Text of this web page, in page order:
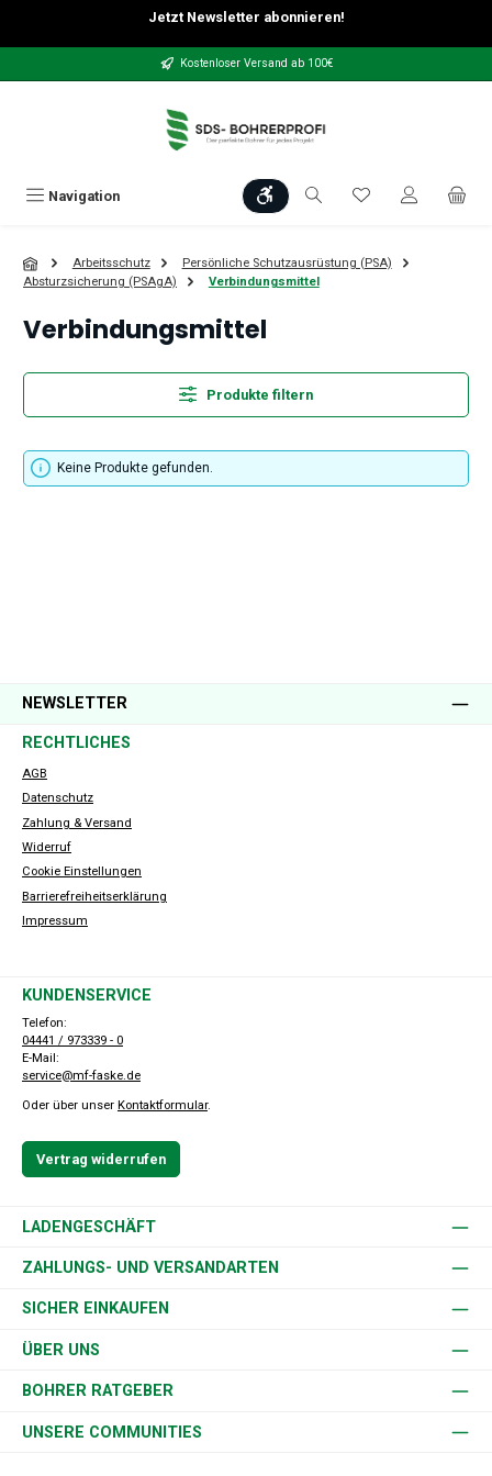
Zum Hauptinhalt springenJetzt Newsletter abonnieren!
Kostenloser Versand ab 100€
Navigation Werkzeugleiste anzeigen
Du hast 0
Arbeitsschutz
Persönliche Schutzausrüstung (PSA)
Absturzsicherung (PSAgA)
Verbindungsmittel
Verbindungsmittel
Produkte filtern
Keine Produkte gefunden.
NEWSLETTER
RECHTLICHES
AGB
Datenschutz
Zahlung & Versand
Widerruf
Cookie Einstellungen
Barrierefreiheitserklärung
Impressum
KUNDENSERVICE
Telefon:
04441 / 973339 - 0
E-Mail:
service@mf-faske.de
Oder über unser Kontaktformular.
Vertrag widerrufen
LADENGESCHÄFT
ZAHLUNGS- UND VERSANDARTEN
SICHER EINKAUFEN
ÜBER UNS
BOHRER RATGEBER
UNSERE COMMUNITIES